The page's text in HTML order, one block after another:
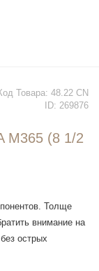
Товара: 48.22 CN
ID: 269876
(8 1/2
Толще
внимание на
острых
Если у вас